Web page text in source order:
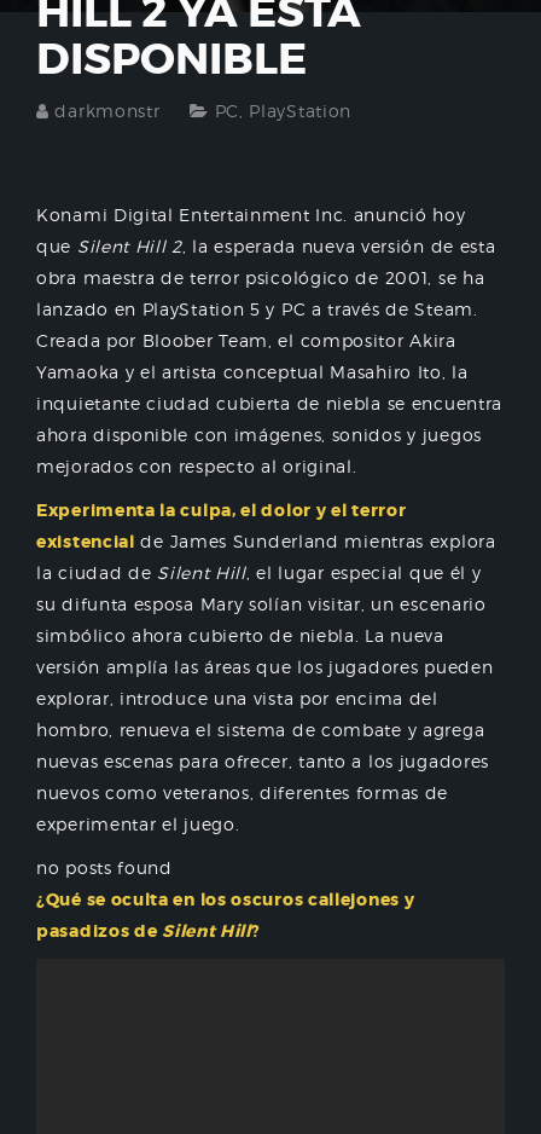
HILL 2 YA ESTÁ
DISPONIBLE
darkmonstr PC PlayStation
Konami Digital Entertainment Inc. anunció hoy
que Silent Hill 2, la esperada nueva versión de esta
obra maestra de terror psicológico de 2001, se ha
lanzado en PlayStation 5 y PC a través de Steam.
Creada por Bloober Team, el compositor Akira
Yamaoka y el artista conceptual Masahiro Ito, la
inquietante ciudad cubierta de niebla se encuentra
ahora disponible con imágenes, sonidos y juegos
mejorados con respecto al original.
Experimenta la culpa, el dolor y el terror
existencial de James Sunderland mientras explora
la ciudad de Silent Hill, el lugar especial que él y
su difunta esposa Mary solían visitar, un escenario
simbólico ahora cubierto de niebla. La nueva
versión amplía las áreas que los jugadores pueden
explorar, introduce una vista por encima del
hombro, renueva el sistema de combate y agrega
nuevas escenas para ofrecer, tanto a los jugadores
nuevos como veteranos, diferentes formas de
experimentar el juego.
no posts found
¿Qué se oculta en los oscuros callejones y
pasadizos deSilent Hill?